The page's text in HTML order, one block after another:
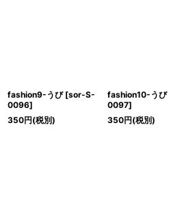
fashion9-うび [sor-S-
0096]
350円(税別)
fashion10-うび
0097]
350円(税別)